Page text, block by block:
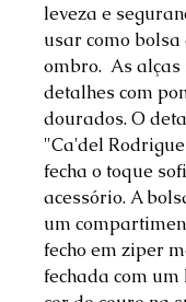
leveza e
usar como bolsa
ombro. As alças
detalhes com
dourados. O
"Ca'del
fecha o toque
acessório. A
um
fecho em ziper
fechada com